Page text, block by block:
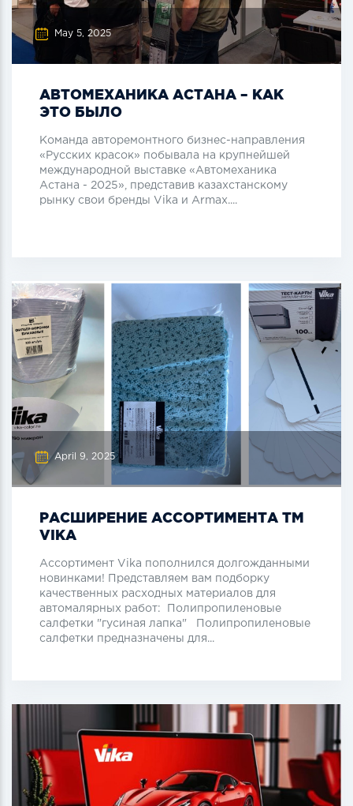
May 5, 2025
АВТОМЕХАНИКА АСТАНА – КАК
ЭТО БЫЛО
Команда авторемонтного бизнес-направления
«Русских красок» побывала на крупнейшей
международной выставке «Автомеханика
Астана - 2025», представив казахстанскому
рынку свои бренды Vika и Armax....
April 9, 2025
РАСШИРЕНИЕ АССОРТИМЕНТА ТМ
VIKA
Ассортимент Vika пополнился долгожданными
новинками! Представляем вам подборку
качественных расходных материалов для
автомалярных работ: Полипропиленовые
салфетки "гусиная лапка" Полипропиленовые
салфетки предназначены для...